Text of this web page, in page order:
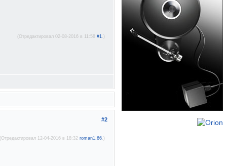
(Отредактировал 02-08-2016 в 11:58 #1.)
#2
(Отредактировал 12-04-2016 в 18:32 roman1.66.)